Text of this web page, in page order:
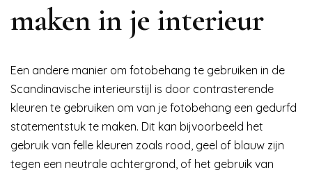
maken in je interieur
Een andere manier om fotobehang te gebruiken in de
Scandinavische interieurstijl is door contrasterende
kleuren te gebruiken om van je fotobehang een gedurfd
statementstuk te maken. Dit kan bijvoorbeeld het
gebruik van felle kleuren zoals rood, geel of blauw zijn
tegen een neutrale achtergrond, of het gebruik van